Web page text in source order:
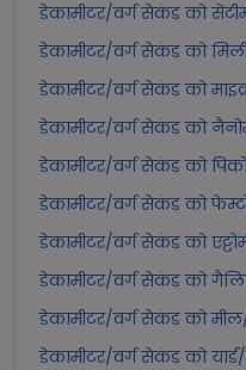
डेकामीटर/वर्ग सेकंड को
डेकामीटर/वर्ग सेकंड को
डेकामीटर/वर्ग सेकंड को
डेकामीटर/वर्ग सेकंड को
डेकामीटर/वर्ग सेकंड को
डेकामीटर/वर्ग सेकंड को
डेकामीटर/वर्ग सेकंड को
डेकामीटर/वर्ग सेकंड को
डेकामीटर/वर्ग सेकंड को
डेकामीटर/वर्ग सेकंड को